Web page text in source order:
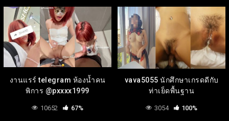
งานแรร์ telegram ห้องน้ำคน
พิการ @pxxxx1999
10652 67%
vava5055 นักศึกษาเกรดดีกับ
ท่าเย็ดพื้นฐาน
3054 100%